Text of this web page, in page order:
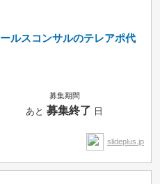
ルスコンサルのテレアポ代
募集期間
あと募集終了 日
slideplus.jp